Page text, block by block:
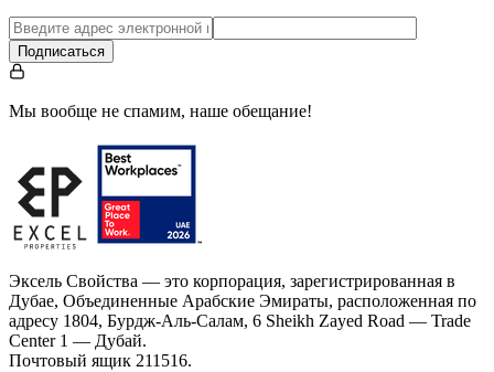
Подписаться
Мы вообще не спамим, наше обещание!
Эксель Свойства — это корпорация, зарегистрированная в
Дубае, Объединенные Арабские Эмираты, расположенная по
адресу 1804, Бурдж-Аль-Салам, 6 Sheikh Zayed Road — Trade
Center 1 — Дубай.
Почтовый ящик 211516.